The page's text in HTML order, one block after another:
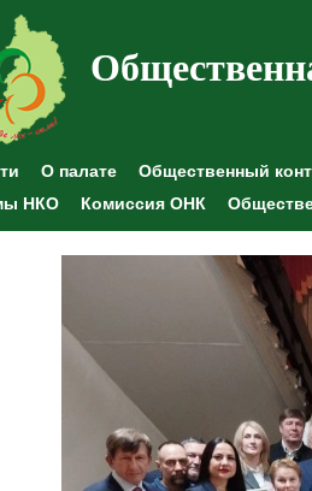
О палате Общественный
НКО
Комиссия ОНК